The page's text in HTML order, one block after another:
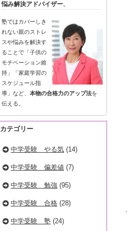
悩み解決アドバイザー。
塾ではカバーしき
れない親のストレ
スや悩みを解決す
ることで「子供の
モチベーション維
持」「家庭学習の
スケジュール指
導」など、 本物の合格力のアップ法を
伝える。
カテゴリー
中学受験 やる気 (14)
中学受験 偏差値 (7)
中学受験 勉強 (95)
中学受験 合格 (28)
中学受験 塾 (24)